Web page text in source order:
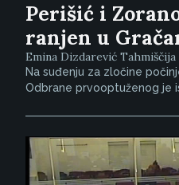
Perišić i
ranjen u
Emina Dizdarević Tahmiščija
Na suđenju za zločine
Odbrane prvooptuženog je